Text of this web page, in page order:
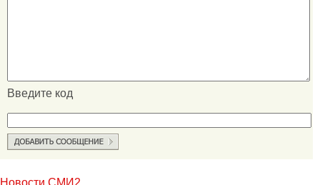
Введите код